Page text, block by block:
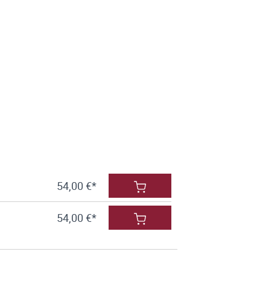
54,00 €*
54,00 €*